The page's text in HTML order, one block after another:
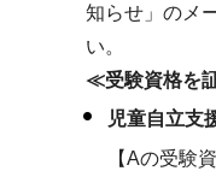
知らせ」のメ
い。
≪受験資格を
児童自立支
【Aの受験